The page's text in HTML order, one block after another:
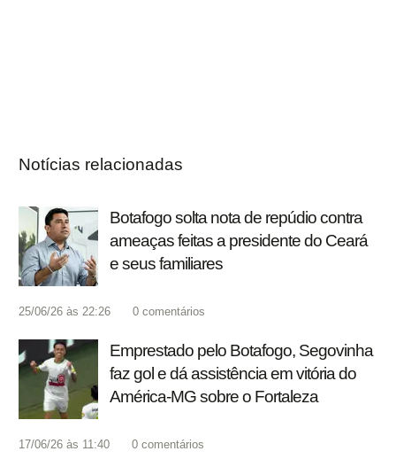
Notícias relacionadas
Botafogo solta nota de repúdio contra
ameaças feitas a presidente do Ceará
e seus familiares
25/06/26 às 22:26 0 comentários
Emprestado pelo Botafogo, Segovinha
faz gol e dá assistência em vitória do
América-MG sobre o Fortaleza
17/06/26 às 11:40 0 comentários